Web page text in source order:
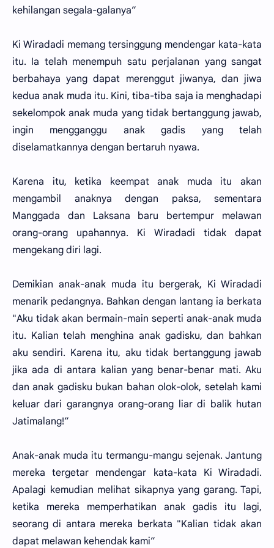
kehilangan segala-galanya”
Ki Wiradadi memang tersinggung mendengar kata-kata
itu. Ia telah menempuh satu perjalanan yang sangat
berbahaya yang dapat merenggut jiwanya, dan jiwa
kedua anak muda itu. Kini, tiba-tiba saja ia menghadapi
sekelompok anak muda yang tidak bertanggung jawab,
ingin mengganggu anak gadis yang telah
diselamatkannya dengan bertaruh nyawa.
Karena itu, ketika keempat anak muda itu akan
mengambil anaknya dengan paksa, sementara
Manggada dan Laksana baru bertempur melawan
orang-orang upahannya. Ki Wiradadi tidak dapat
mengekang diri lagi.
Demikian anak-anak muda itu bergerak, Ki Wiradadi
menarik pedangnya. Bahkan dengan lantang ia berkata
"Aku tidak akan bermain-main seperti anak-anak muda
itu. Kalian telah menghina anak gadisku, dan bahkan
aku sendiri. Karena itu, aku tidak bertanggung jawab
jika ada di antara kalian yang benar-benar mati. Aku
dan anak gadisku bukan bahan olok-olok, setelah kami
keluar dari garangnya orang-orang liar di balik hutan
Jatimalang!”
Anak-anak muda itu termangu-mangu sejenak. Jantung
mereka tergetar mendengar kata-kata Ki Wiradadi.
Apalagi kemudian melihat sikapnya yang garang. Tapi,
ketika mereka memperhatikan anak gadis itu lagi,
seorang di antara mereka berkata "Kalian tidak akan
dapat melawan kehendak kami”